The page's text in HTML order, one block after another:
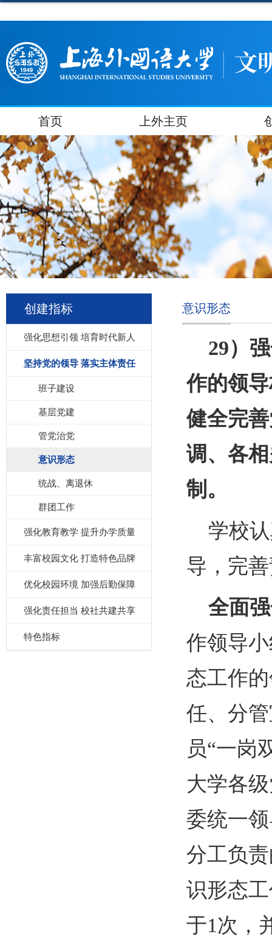
首页 上外主页
创建指标
强化思想引领 培育时代新人
坚持党的领导 落实主体责任
班子建设
基层党建
管党治党
意识形态
统战、离退休
群团工作
强化教育教学 提升办学质量
丰富校园文化 打造特色品牌
优化校园环境 加强后勤保障
强化责任担当 校社共建共享
特色指标
意识形态
29）
作的领
健全完
调、各
制。
学校
导，完
全面
作领导
态工作
任、分
员“一岗
大学各
委统一
分工负
识形态
于1次，